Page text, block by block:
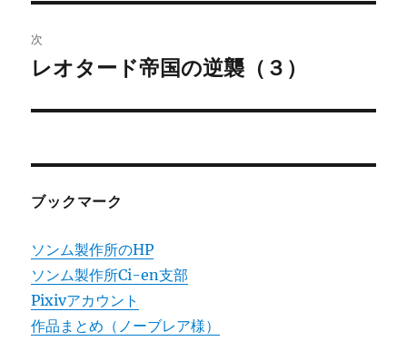
ビ
ゲ
ー
投
稿:
次
次
投
レオタード帝国の逆襲（３）
ブックマーク
ソンム製作所のHP
ソンム製作所Ci-en支部
Pixivアカウント
作品まとめ（ノーブレア様）